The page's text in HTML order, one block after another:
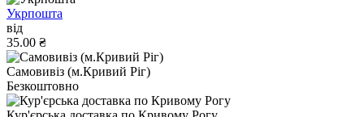
Укрпошта
від
35.00 ₴
Самовивіз (м.Кривий Ріг)
Безкоштовно